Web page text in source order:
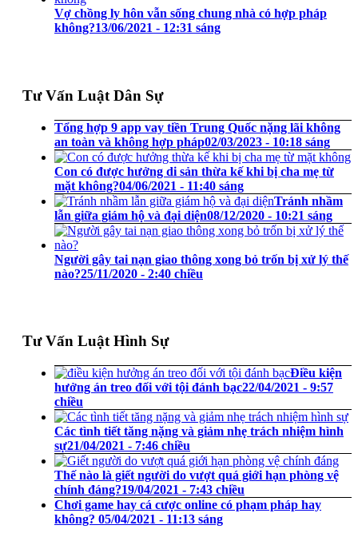
Vợ chồng ly hôn vẫn sống chung nhà có hợp pháp
không?13/06/2021 - 12:31 sáng
Tư Vấn Luật Dân Sự
Tổng hợp 9 app vay tiền Trung Quốc nặng lãi không
an toàn và không hợp pháp02/03/2023 - 10:18 sáng
Con có được hưởng di sản thừa kế khi bị cha mẹ từ
mặt không?04/06/2021 - 11:40 sáng
Tránh nhầm
lẫn giữa giám hộ và đại diện08/12/2020 - 10:21 sáng
Người gây tai nạn giao thông xong bỏ trốn bị xử lý thế
nào?25/11/2020 - 2:40 chiều
Tư Vấn Luật Hình Sự
Điều kiện
hưởng án treo đối với tội đánh bạc22/04/2021 - 9:57
chiều
Các tình tiết tăng nặng và giảm nhẹ trách nhiệm hình
sự21/04/2021 - 7:46 chiều
Thế nào là giết người do vượt quá giới hạn phòng vệ
chính đáng?19/04/2021 - 7:43 chiều
Chơi game hay cá cược online có phạm pháp hay
không? 05/04/2021 - 11:13 sáng